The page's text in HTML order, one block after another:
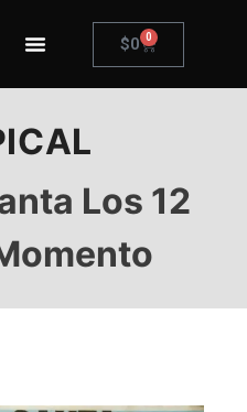
$0 0
Los 12